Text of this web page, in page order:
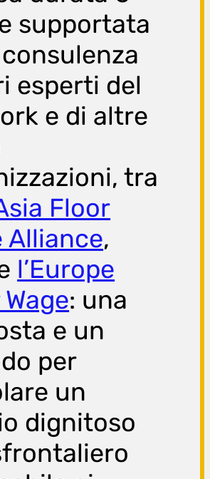
supportata
esperti del
e di altre
tra
Floor
Alliance,
l’Europe
: una
e un
per
un
dignitoso